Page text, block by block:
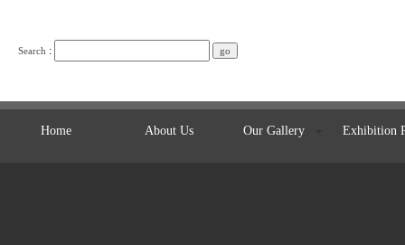
Search :
Home About Us Our Gallery Exhibition